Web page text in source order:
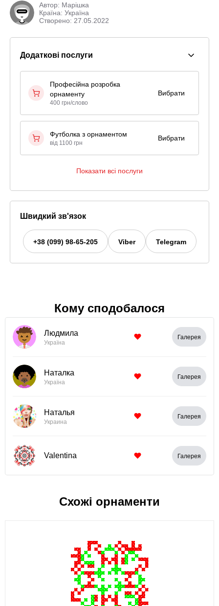
Автор: Марішка
Країна: Україна
Створено: 27.05.2022
Додаткові послуги
Професійна розробка
орнаменту
400 грн/слово
Вибрати
Футболка з орнаментом
від 1100 грн
Вибрати
Показати всі послуги
Швидкий зв'язок
+38 (099) 98-65-205 Viber Telegram
Кому сподобалося
Людмила
Україна
Галерея
Наталка
Україна
Галерея
Наталья
Украина
Галерея
Valentina Галерея
Схожі орнаменти